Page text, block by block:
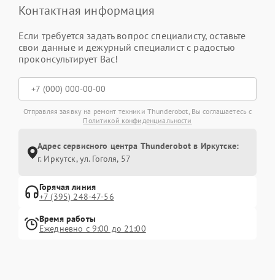
Контактная информация
Если требуется задать вопрос специалисту, оставьте
свои данные и дежурный специалист с радостью
проконсультирует Вас!
Отправляя заявку на ремонт техники Thunderobot, Вы соглашаетесь с
Политикой конфиденциальности
Адрес сервисного центра Thunderobot в Иркутске:
г. Иркутск, ул. ​Гоголя, 57
Горячая линия
+7 (395) 248-47-56
Время работы
Ежедневно с 9:00 до 21:00